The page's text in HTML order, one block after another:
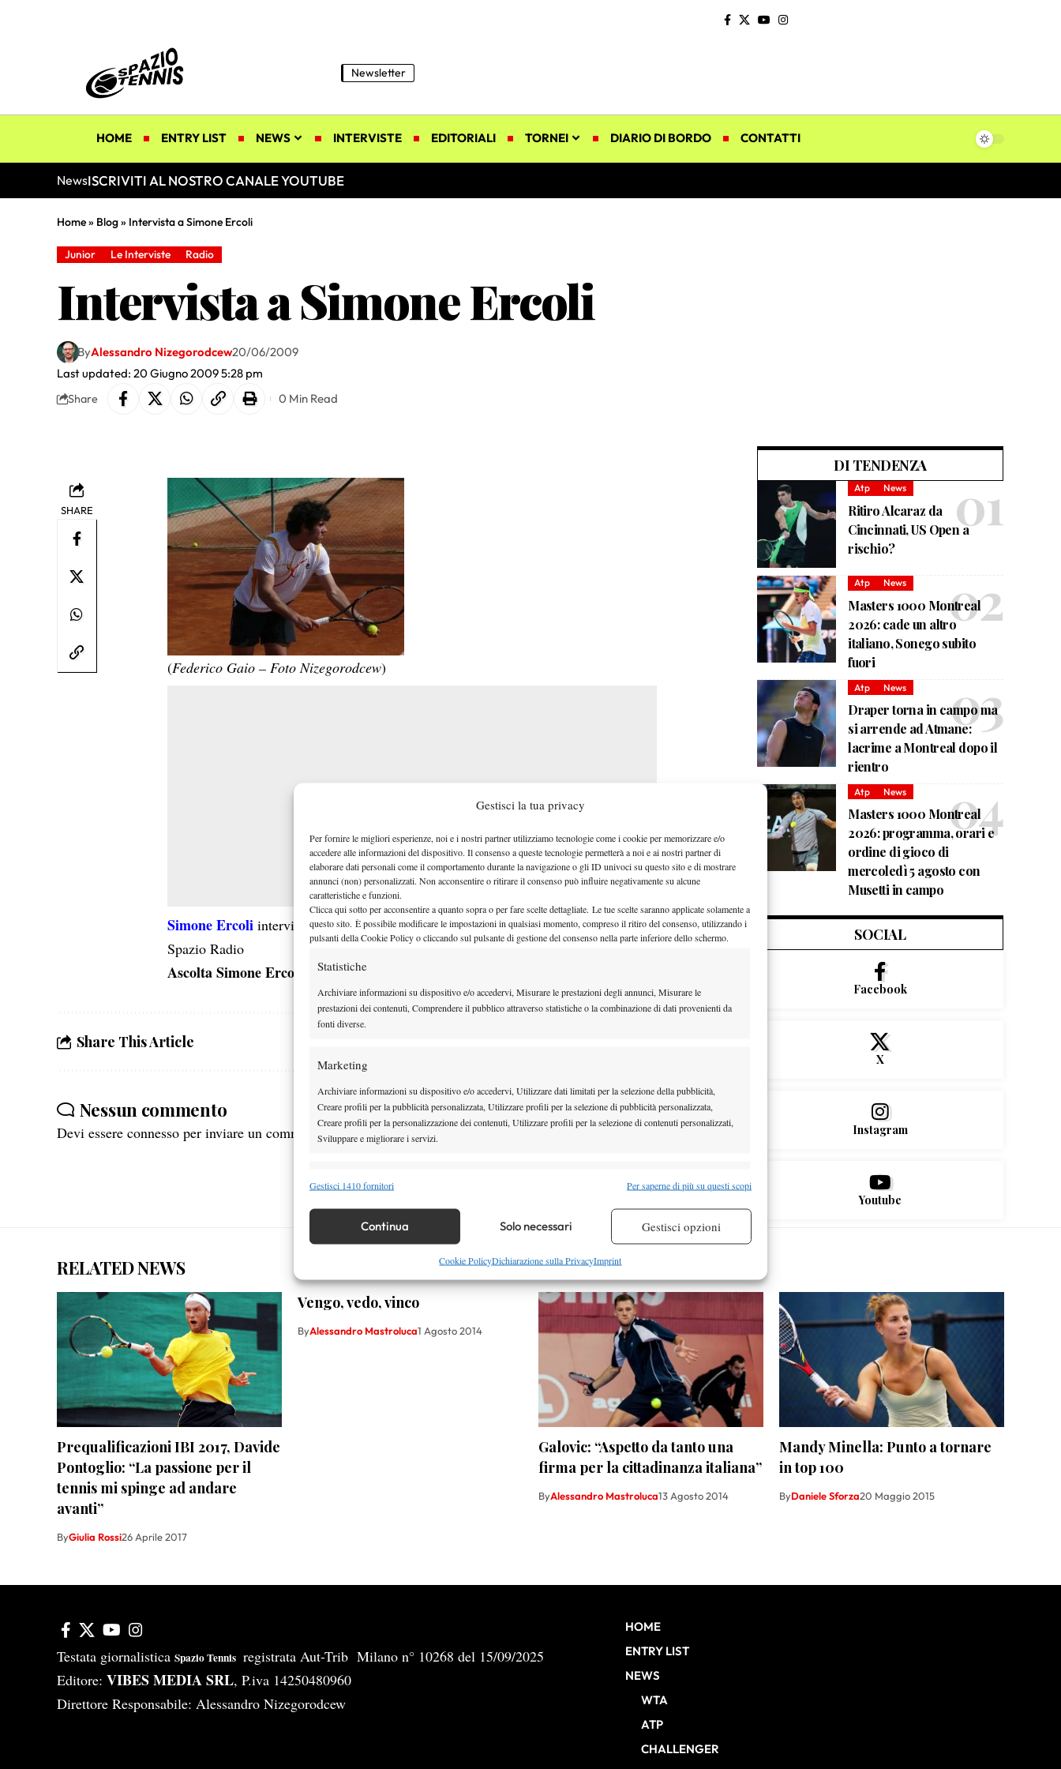
Gestisci la tua privacy
Per fornire le migliori esperienze, noi e i nostri partner utilizziamo tecnologie come i cookie per memorizzare e/o
accedere alle informazioni del dispositivo. Il consenso a queste tecnologie permetterà a noi e ai nostri partner di
elaborare dati personali come il comportamento durante la navigazione o gli ID univoci su questo sito e di mostrare
annunci (non) personalizzati. Non acconsentire o ritirare il consenso può influire negativamente su alcune
caratteristiche e funzioni.
Clicca qui sotto per acconsentire a quanto sopra o per fare scelte dettagliate. Le tue scelte saranno applicate solamente a
questo sito. È possibile modificare le impostazioni in qualsiasi momento, compreso il ritiro del consenso, utilizzando i
pulsanti della Cookie Policy o cliccando sul pulsante di gestione del consenso nella parte inferiore dello schermo.
Statistiche
Archiviare informazioni su dispositivo e/o accedervi, Misurare le prestazioni degli annunci, Misurare le
prestazioni dei contenuti, Comprendere il pubblico attraverso statistiche o la combinazione di dati provenienti da
fonti diverse.
Marketing
Archiviare informazioni su dispositivo e/o accedervi, Utilizzare dati limitati per la selezione della pubblicità,
Creare profili per la pubblicità personalizzata, Utilizzare profili per la selezione di pubblicità personalizzata,
Creare profili per la personalizzazione dei contenuti, Utilizzare profili per la selezione di contenuti personalizzati,
Sviluppare e migliorare i servizi.
Funzionalità
Identificare i dispositivi in base alle informazioni trasmesse automaticamente.
Garantire la sicurezza, prevenire e rilevare frodi, correggere errori,
Erogare e presentare pubblicità e contenuto, Salvare e comunicare le
scelte sulla privacy.
Sempre attivo
Gestisci 1410 fornitori Per saperne di più su questi scopi
Continua Solo necessari Gestisci opzioni
Cookie PolicyDichiarazione sulla PrivacyImprint
Newsletter
HOME ENTRY LIST NEWS INTERVISTE EDITORIALI TORNEI DIARIO DI BORDO CONTATTI
NewsISCRIVITI AL NOSTRO CANALE YOUTUBE
Home» Blog» Intervista a Simone Ercoli
Junior Le Interviste Radio
Intervista a Simone Ercoli
Last updated: 20 Giugno 2009 5:28 pm
ByAlessandro Nizegorodcew20/06/2009
Share 0 Min Read
SHARE
(Federico Gaio – Foto Nizegorodcew)
Simone Ercoli intervistato durante la trasmissione Ho Scelto lo Sport su Nuova
Spazio Radio
Ascolta Simone Ercoli
Share This Article
Nessun commento
Devi essere connesso per inviare un commento.
DI TENDENZA
Atp News
Ritiro Alcaraz da
Cincinnati, US Open a
rischio?
Atp News
Masters 1000 Montreal
2026: cade un altro
italiano, Sonego subito
fuori
Atp News
Draper torna in campo ma
si arrende ad Atmane:
lacrime a Montreal dopo il
rientro
Atp News
Masters 1000 Montreal
2026: programma, orari e
ordine di gioco di
mercoledì 5 agosto con
Musetti in campo
SOCIAL
Facebook
X
Instagram
Youtube
RELATED NEWS
Prequalificazioni IBI 2017, Davide
Pontoglio: “La passione per il
tennis mi spinge ad andare
avanti”
ByGiulia Rossi26 Aprile 2017
Vengo, vedo, vinco
ByAlessandro Mastroluca1 Agosto 2014
Galovic: “Aspetto da tanto una
firma per la cittadinanza italiana”
ByAlessandro Mastroluca13 Agosto 2014
Mandy Minella: Punto a tornare
in top 100
ByDaniele Sforza20 Maggio 2015
Testata giornalistica Spazio Tennis registrata Aut-Trib Milano n° 10268 del 15/09/2025
Editore: VIBES MEDIA SRL, P.iva 14250480960
Direttore Responsabile: Alessandro Nizegorodcew
HOME
ENTRY LIST
NEWS
WTA
ATP
CHALLENGER